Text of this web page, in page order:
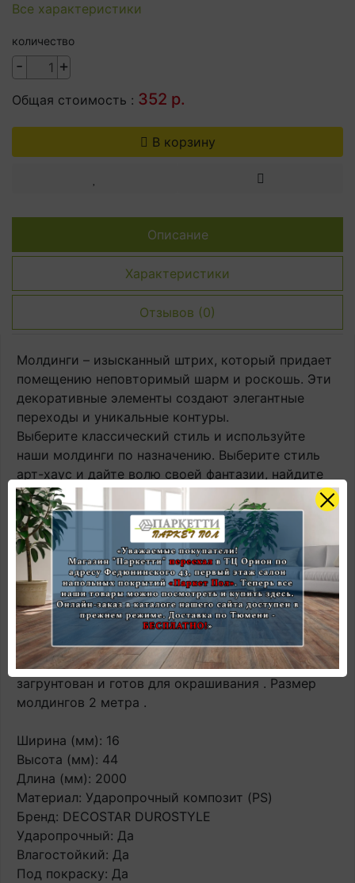
Обои Alpine Floor
Стеновые панели
Паркетная химия
Сопутствующие товары
Все характеристики
количество
- +
Общая стоимость : 352 р.
В корзину
Описание
Характеристики
Отзывов (0)
Молдинги – изысканный штрих, который придает
помещению неповторимый шарм и роскошь. Эти
декоративные элементы создают элегантные
переходы и уникальные контуры.
Выберите классический стиль и используйте
наши молдинги по назначению. Выберите стиль
арт-хаус и дайте волю своей фантазии, найдите
новые дизайнерские решения, опираясь на наше
безукоризненное качество и широкий
ассортимент.
Совершенно неважно, какой стиль вы выберете
для вашего интерьера, – наш ассортимент
удовлетворит любые вкусовые предпочтения
наших клиентов.
Настенные молдинги под покраску Ламели Декор
Decostar выпускается из высококачественного
ударопрочного полимера , не боится воды ,
загрунтован и готов для окрашивания . Размер
молдингов 2 метра .
Ширина (мм): 16
Высота (мм): 44
Длина (мм): 2000
Материал: Ударопрочный композит (PS)
Бренд: DECOSTAR DUROSTYLE
Ударопрочный: Да
Влагостойкий: Да
Под покраску: Да